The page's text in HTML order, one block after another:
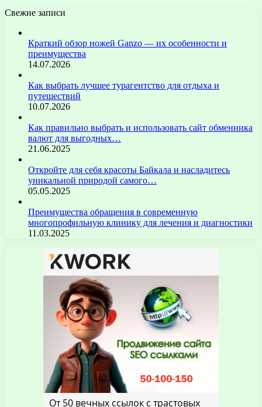
Свежие записи
Краткий обзор ножей Ganzo — их особенности и
преимущества
14.07.2026
Как выбрать лучшее турагентство для отдыха и
путешествий
10.07.2026
Как правильно выбрать и использовать сайт обменника
валют для выгодных…
21.06.2025
Откройте для себя красоты Байкала и насладитесь
уникальной природой самого…
05.05.2025
Преимущества обращения в современную
многопрофильную клинику для лечения и диагностики
11.03.2025